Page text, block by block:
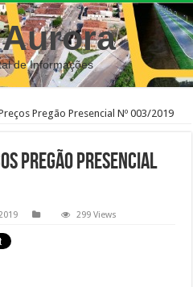
de Informações
Pregão Presencial Nº 003/2019
Pregão Presencial
299 Views